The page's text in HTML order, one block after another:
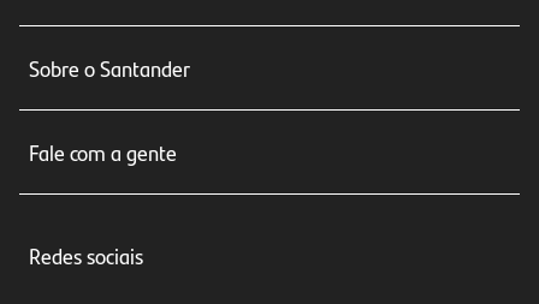
Seguros
Crédito e Financiamentos
Investimentos
Sobre o Santander
Fale com a gente
Central de Renegociação
Redes sociais